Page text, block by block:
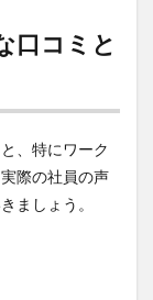
口コミと
、特にワーク
際の社員の声
ましょう。